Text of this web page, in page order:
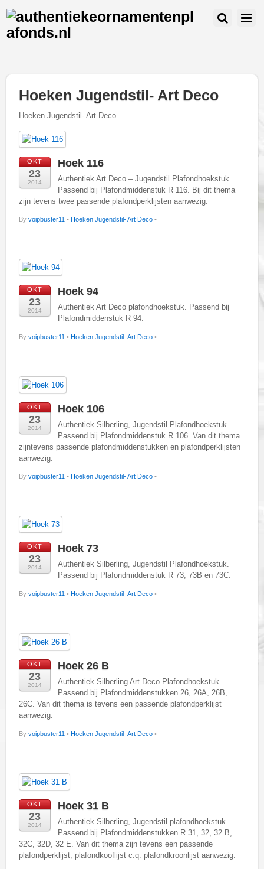
Hoeken Jugendstil- Art Deco
Hoeken Jugendstil- Art Deco
OKT
23
2014
Hoek 116
Authentiek Art Deco – Jugendstil Plafondhoekstuk.
Passend bij Plafondmiddenstuk R 116. Bij dit thema
zijn tevens twee passende plafondperklijsten aanwezig.
Byvoipbuster11 • Hoeken Jugendstil- Art Deco •
OKT
23
2014
Hoek 94
Authentiek Art Deco plafondhoekstuk. Passend bij
Plafondmiddenstuk R 94.
Byvoipbuster11 • Hoeken Jugendstil- Art Deco •
OKT
23
2014
Hoek 106
Authentiek Silberling, Jugendstil Plafondhoekstuk.
Passend bij Plafondmiddenstuk R 106. Van dit thema
zijntevens passende plafondmiddenstukken en plafondperklijsten
aanwezig.
Byvoipbuster11 • Hoeken Jugendstil- Art Deco •
OKT
23
2014
Hoek 73
Authentiek Silberling, Jugendstil Plafondhoekstuk.
Passend bij Plafondmiddenstuk R 73, 73B en 73C.
Byvoipbuster11 • Hoeken Jugendstil- Art Deco •
OKT
23
2014
Hoek 26 B
Authentiek Silberling Art Deco Plafondhoekstuk.
Passend bij Plafondmiddenstukken 26, 26A, 26B,
26C. Van dit thema is tevens een passende plafondperklijst
aanwezig.
Byvoipbuster11 • Hoeken Jugendstil- Art Deco •
OKT
23
2014
Hoek 31 B
Authentiek Silberling, Jugendstil plafondhoekstuk.
Passend bij Plafondmiddenstukken R 31, 32, 32 B,
32C, 32D, 32 E. Van dit thema zijn tevens een passende
plafondperklijst, plafondkooflijst c.q. plafondkroonlijst aanwezig.